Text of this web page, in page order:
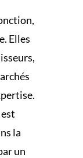
Elles
la
un